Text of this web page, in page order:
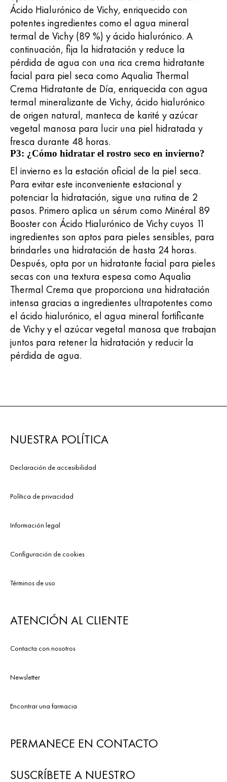
Ácido Hialurónico de Vichy, enriquecido con
potentes ingredientes como el agua mineral
termal de Vichy (89 %) y ácido hialurónico. A
continuación, fija la hidratación y reduce la
pérdida de agua con una rica crema hidratante
facial para piel seca como Aqualia Thermal
Crema Hidratante de Día, enriquecida con agua
termal mineralizante de Vichy, ácido hialurónico
de origen natural, manteca de karité y azúcar
vegetal manosa para lucir una piel hidratada y
fresca durante 48 horas.
P3: ¿Cómo hidratar el rostro seco en invierno?
El invierno es la estación oficial de la piel seca.
Para evitar este inconveniente estacional y
potenciar la hidratación, sigue una rutina de 2
pasos. Primero aplica un sérum como Minéral 89
Booster con Ácido Hialurónico de Vichy cuyos 11
ingredientes son aptos para pieles sensibles, para
brindarles una hidratación de hasta 24 horas.
Después, opta por un hidratante facial para pieles
secas con una textura espesa como Aqualia
Thermal Crema que proporciona una hidratación
intensa gracias a ingredientes ultrapotentes como
el ácido hialurónico, el agua mineral fortificante
de Vichy y el azúcar vegetal manosa que trabajan
juntos para retener la hidratación y reducir la
pérdida de agua.
NUESTRA POLÍTICA
Declaración de accesibilidad
Política de privacidad
Información legal
Configuración de cookies
Términos de uso
ATENCIÓN AL CLIENTE
Contacta con nosotros
Newsletter
Encontrar una farmacia
PERMANECE EN CONTACTO
SUSCRÍBETE A NUESTRO